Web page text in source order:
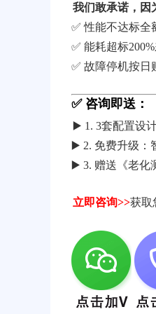
我们敢承诺，因
✅ 性能不达标全
✅ 能耗超标
✅ 故障停机按日
✅ 咨询即送：
▶️ 1. 3套配置设
▶️ 2. 免费升级：
▶️ 3. 赠送《老化
立即咨询>>获取